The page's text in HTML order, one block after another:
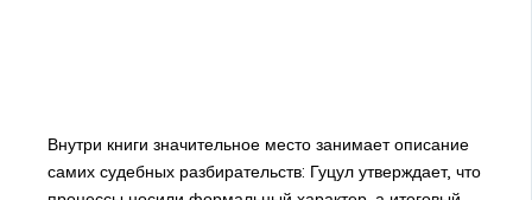
Внутри книги значительное место занимает описание
самих судебных разбирательств: Гуцул утверждает, что